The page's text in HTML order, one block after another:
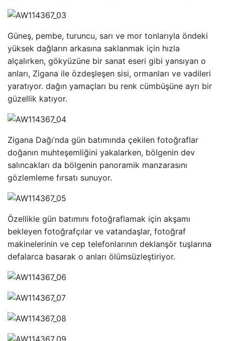
Güneş, pembe, turuncu, sarı ve mor tonlarıyla öndeki
yüksek dağların arkasına saklanmak için hızla
alçalırken, gökyüzüne bir sanat eseri gibi yansıyan o
anları, Zigana ile özdeşleşen sisi, ormanları ve vadileri
yaratıyor. dağın yamaçları bu renk cümbüşüne ayrı bir
güzellik katıyor.
Zigana Dağı’nda gün batımında çekilen fotoğraflar
doğanın muhteşemliğini yakalarken, bölgenin dev
salıncakları da bölgenin panoramik manzarasını
gözlemleme fırsatı sunuyor.
Özellikle gün batımını fotoğraflamak için akşamı
bekleyen fotoğrafçılar ve vatandaşlar, fotoğraf
makinelerinin ve cep telefonlarının deklanşör tuşlarına
defalarca basarak o anları ölümsüzleştiriyor.